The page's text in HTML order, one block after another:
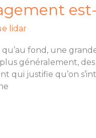
lidar
fond, une
généralement,
qui justifie qu’on